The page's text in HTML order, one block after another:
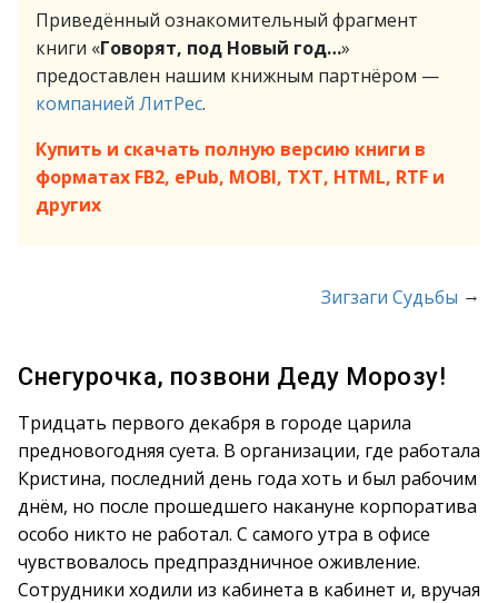
Приведённый ознакомительный фрагмент
книги «Говорят, под Новый год…»
предоставлен нашим книжным партнёром —
компанией ЛитРес.
Купить и скачать полную версию книги в
форматах FB2, ePub, MOBI, TXT, HTML, RTF и
других
Зигзаги Судьбы →
Снегурочка, позвони Деду Морозу!
Тридцать первого декабря в городе царила
предновогодняя суета. В организации, где работала
Кристина, последний день года хоть и был рабочим
днём, но после прошедшего накануне корпоратива
особо никто не работал. С самого утра в офисе
чувствовалось предпраздничное оживление.
Сотрудники ходили из кабинета в кабинет и, вручая